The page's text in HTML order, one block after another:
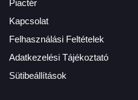
Piactér
Kapcsolat
Felhasználási Feltételek
Adatkezelési Tájékoztató
Sütibeállítások